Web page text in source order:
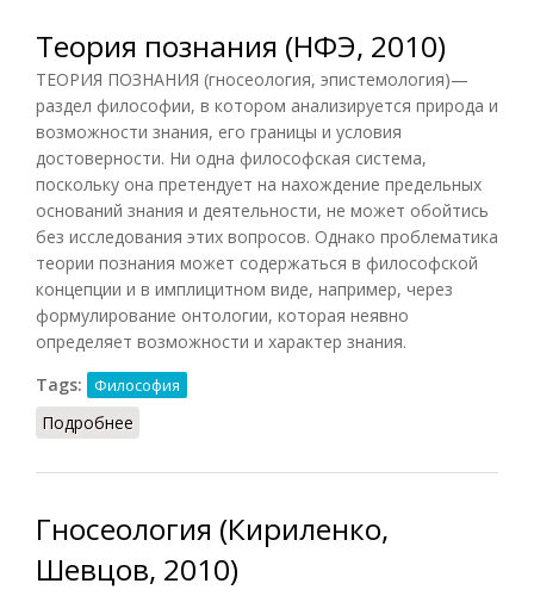
Теория познания (НФЭ, 2010)
ТЕОРИЯ ПОЗНАНИЯ (гносеология, эпистемология)—
раздел философии, в котором анализируется природа и
возможности знания, его границы и условия
достоверности. Ни одна философская система,
поскольку она претендует на нахождение предельных
оснований знания и деятельности, не может обойтись
без исследования этих вопросов. Однако проблематика
теории познания может содержаться в философской
концепции и в имплицитном виде, например, через
формулирование онтологии, которая неявно
определяет возможности и характер знания.
Tags:
Философия
Подробнее
Гносеология (Кириленко,
Шевцов, 2010)